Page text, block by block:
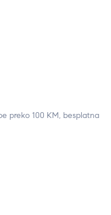
preko 100 KM, besplatna